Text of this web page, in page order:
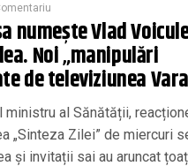
numește Vlad
Noi „manipulări
de televiziunea
al Sănătății,
„Sinteza Zilei” de miercuri
și invitații sai au aruncat